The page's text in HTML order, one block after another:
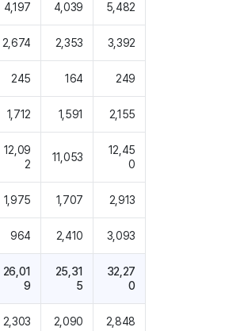
4,197 4,039 5,482
2,674 2,353 3,392
245 164 249
1,712 1,591 2,155
12,09
2
11,053
12,45
0
1,975 1,707 2,913
964 2,410 3,093
26,01
9
25,31
5
32,27
0
2,303 2,090 2,848